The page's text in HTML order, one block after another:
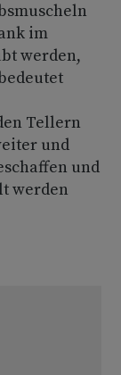
im
werden,
Tellern
und
und
werden